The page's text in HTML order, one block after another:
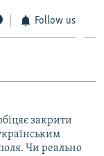
Follow us
закрити
Чи реально